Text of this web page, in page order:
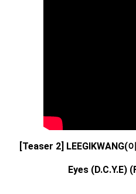
[Teaser 2] LEEGIKWANG(
Eyes (D.C.Y.E)